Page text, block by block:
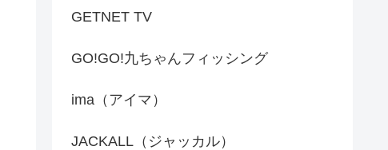
GETNET TV
GO!GO!九ちゃんフィッシング
ima（アイマ）
JACKALL（ジャッカル）